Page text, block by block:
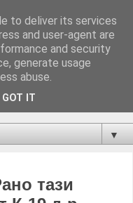
▼
тази
to deliver its services
and user-agent are
and security
generate usage
abuse.
GOT IT